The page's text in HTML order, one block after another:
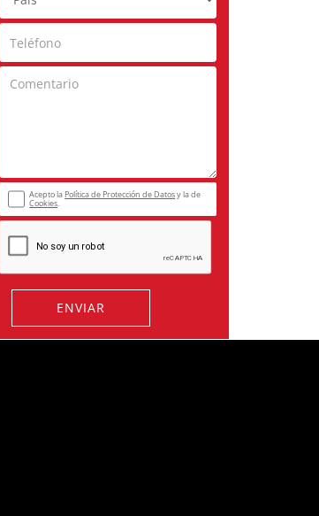
Acepto la Política de Protección de Datosy la de
Cookies.
ENVIAR